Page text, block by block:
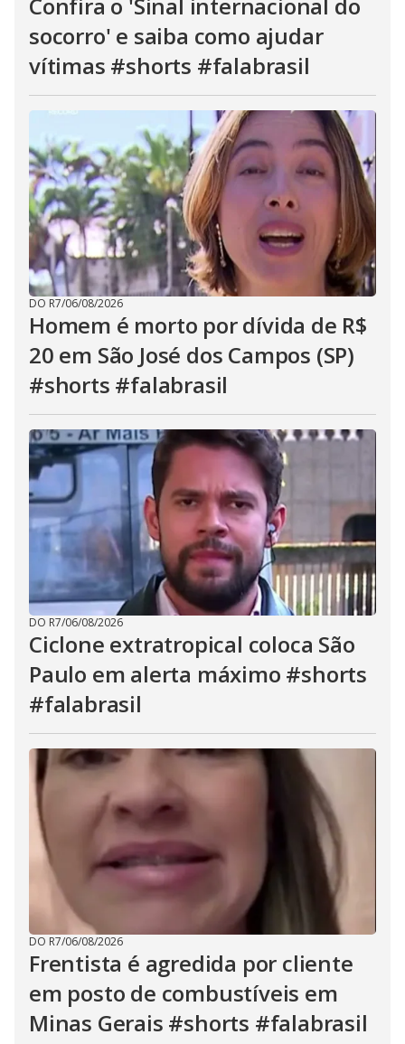
socorro' e saiba como ajudar
vítimas #shorts #falabrasil
DO R7/06/08/2026
Homem é morto por dívida de R$
20 em São José dos Campos (SP)
#shorts #falabrasil
DO R7/06/08/2026
Ciclone extratropical coloca São
Paulo em alerta máximo #shorts
#falabrasil
DO R7/06/08/2026
Frentista é agredida por cliente
em posto de combustíveis em
Minas Gerais #shorts #falabrasil